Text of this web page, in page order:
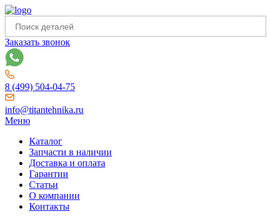
Заказать звонок
8 (499) 504-04-75
info@titantehnika.ru
Меню
Каталог
Запчасти в наличии
Доставка и оплата
Гарантии
Статьи
О компании
Контакты